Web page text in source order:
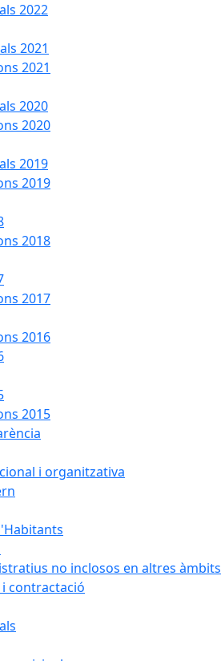
2022
2021
2021
2020
2020
2019
2019
2018
2017
2016
2015
i organitzativa
no inclosos en altres àmbits
contractació